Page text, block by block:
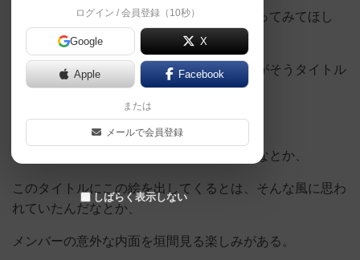
このゲームは是非、仲の良いグループでやってみてほし
親は抽象的な絵にタイトルをつけ、子は親がそうタイトル
をつけそうな絵を選ぶ。
この人かわいい顔して残虐な発想するんだなとか、
このタイトルにこの絵を出してくるとは、そんな風に思わ
れていたんだなとか、
メンバーの意外な内面を垣間見る楽しみがある。
ログイン / 会員登録（10秒）
Google X
Apple Facebook
または
メールで会員登録
しばらく表示しない